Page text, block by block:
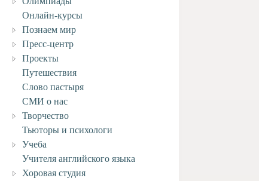
Онлайн-курсы
Познаем мир
Пресс-центр
Проекты
Путешествия
Слово пастыря
СМИ о нас
Творчество
Тьюторы и психологи
Учеба
Учителя английского языка
Хоровая студия